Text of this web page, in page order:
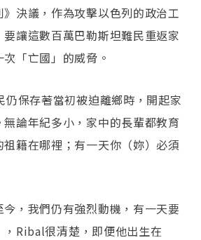
決議，作為攻擊以色列的政治工
讓這數百萬巴勒斯坦難民重返家
「亡國」的威脅。
仍保存著當初被迫離鄉時，開起家
論年紀多小，家中的長輩都教育
籍在哪裡；有一天你（妳）必須
今，我們仍有強烈動機，有一天要
，Ribal很清楚，即便他出生在